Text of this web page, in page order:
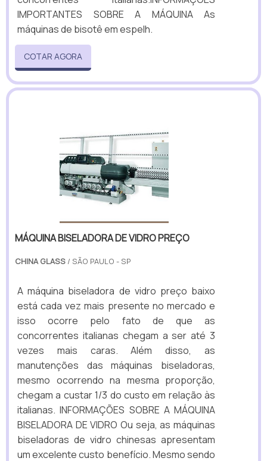
IMPORTANTES SOBRE A MÁQUINA As
máquinas de bisotê em espelh.
COTAR AGORA
MÁQUINA BISELADORA DE VIDRO PREÇO
CHINA GLASS / SÃO PAULO - SP
A máquina biseladora de vidro preço baixo
está cada vez mais presente no mercado e
isso ocorre pelo fato de que as
concorrentes italianas chegam a ser até 3
vezes mais caras. Além disso, as
manutenções das máquinas biseladoras,
mesmo ocorrendo na mesma proporção,
chegam a custar 1/3 do custo em relação às
italianas. INFORMAÇÕES SOBRE A MÁQUINA
BISELADORA DE VIDRO Ou seja, as máquinas
biseladoras de vidro chinesas apresentam
um excelente custo benefício. Mesmo sendo